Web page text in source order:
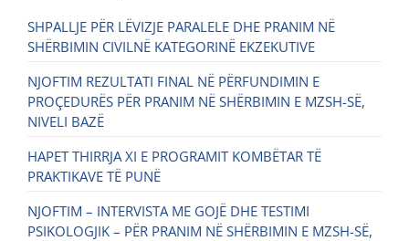
SHPALLJE PËR LËVIZJE PARALELE DHE PRANIM NË
SHËRBIMIN CIVILNË KATEGORINË EKZEKUTIVE
NJOFTIM REZULTATI FINAL NË PËRFUNDIMIN E
PROÇEDURËS PËR PRANIM NË SHËRBIMIN E MZSH-SË,
NIVELI BAZË
HAPET THIRRJA XI E PROGRAMIT KOMBËTAR TË
PRAKTIKAVE TË PUNË
NJOFTIM – INTERVISTA ME GOJË DHE TESTIMI
PSIKOLOGJIK – PËR PRANIM NË SHËRBIMIN E MZSH-SË,